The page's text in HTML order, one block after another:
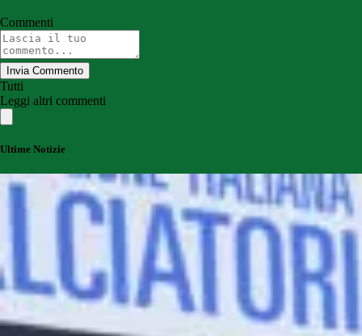
Commenti
Invia Commento
Tutti
Leggi altri commenti
Ultime Notizie